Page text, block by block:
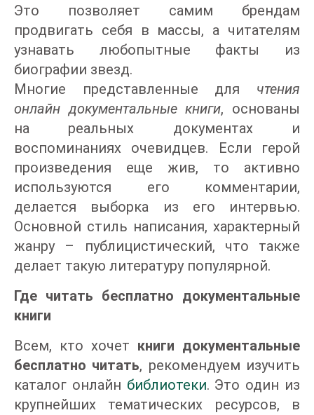
Это позволяет самим брендам
продвигать себя в массы, а читателям
узнавать любопытные факты из
биографии звезд.
Многие представленные для чтения
онлайн документальные книги, основаны
на реальных документах и
воспоминаниях очевидцев. Если герой
произведения еще жив, то активно
используются его комментарии,
делается выборка из его интервью.
Основной стиль написания, характерный
жанру – публицистический, что также
делает такую литературу популярной.
Где читать бесплатно документальные
книги
Всем, кто хочет книги документальные
бесплатно читать, рекомендуем изучить
каталог онлайн библиотеки. Это один из
крупнейших тематических ресурсов, в